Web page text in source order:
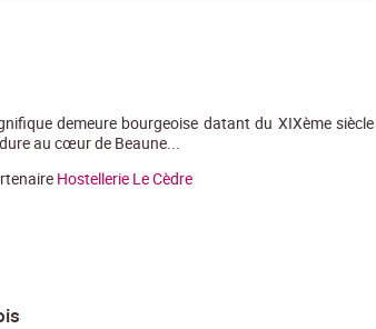
demeure bourgeoise datant du XIXème siècle
au cœur de Beaune...
Hostellerie Le Cèdre